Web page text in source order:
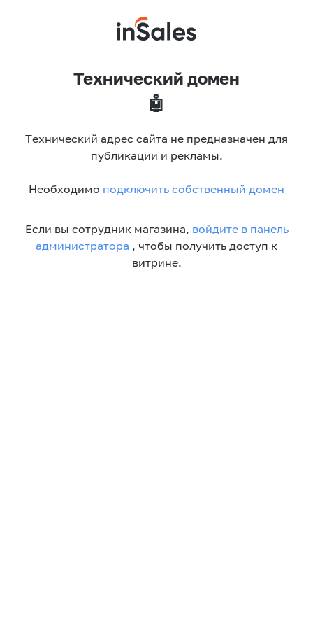
Технический домен
🤖
Технический адрес сайта не предназначен для
публикации и рекламы.
Необходимо подключить собственный домен
Если вы сотрудник магазина, войдите в панель
администратора , чтобы получить доступ к
витрине.